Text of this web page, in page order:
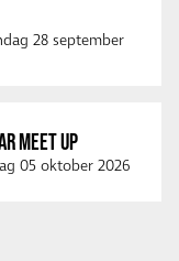
28 september
MEET UP
05 oktober 2026